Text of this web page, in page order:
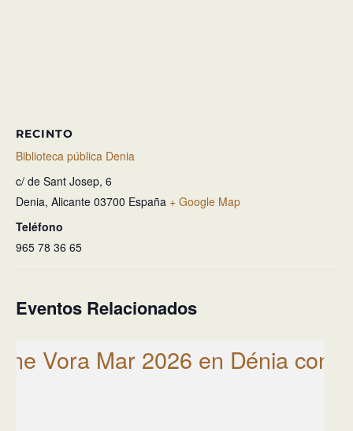
RECINTO
Biblioteca pública Denia
c/ de Sant Josep, 6
Denia, Alicante 03700 España + Google Map
Teléfono
965 78 36 65
Eventos Relacionados